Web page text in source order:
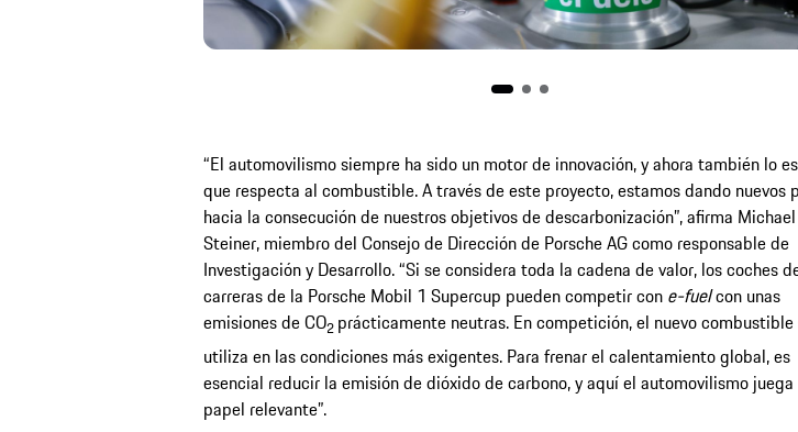
“El automovilismo siempre ha sido un motor de innovación, y ahora también lo
que respecta al combustible. A través de este proyecto, estamos dando nuevos
hacia la consecución de nuestros objetivos de descarbonización”, afirma Michael
Steiner, miembro del Consejo de Dirección de Porsche AG como responsable de
Investigación y Desarrollo. “Si se considera toda la cadena de valor, los coches
carreras de la Porsche Mobil 1 Supercup pueden competir con e-fuelcon unas
emisiones de CO2 prácticamente neutras. En competición, el nuevo combustible
utiliza en las condiciones más exigentes. Para frenar el calentamiento global, es
esencial reducir la emisión de dióxido de carbono, y aquí el automovilismo juega
papel relevante”.